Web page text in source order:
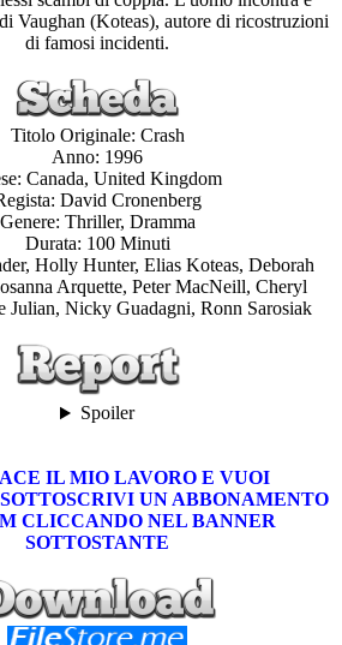
Vaughan (Koteas), autore di ricostruzioni
di famosi incidenti.
Titolo Originale: Crash
Anno: 1996
Canada, United Kingdom
David Cronenberg
Genere: Thriller, Dramma
Durata: 100 Minuti
Holly Hunter, Elias Koteas, Deborah
Arquette, Peter MacNeill, Cheryl
Julian, Nicky Guadagni, Ronn Sarosiak
Spoiler
IL MIO LAVORO E VUOI
UN ABBONAMENTO
CLICCANDO NEL BANNER
SOTTOSTANTE